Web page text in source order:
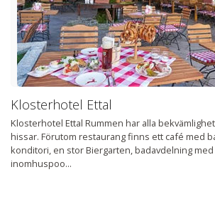
Klosterhotel Ettal
Klosterhotel Ettal Rummen har alla
hissar. Förutom restaurang finns ett café med
konditori, en stor Biergarten, badavdelning
inomhuspoo...